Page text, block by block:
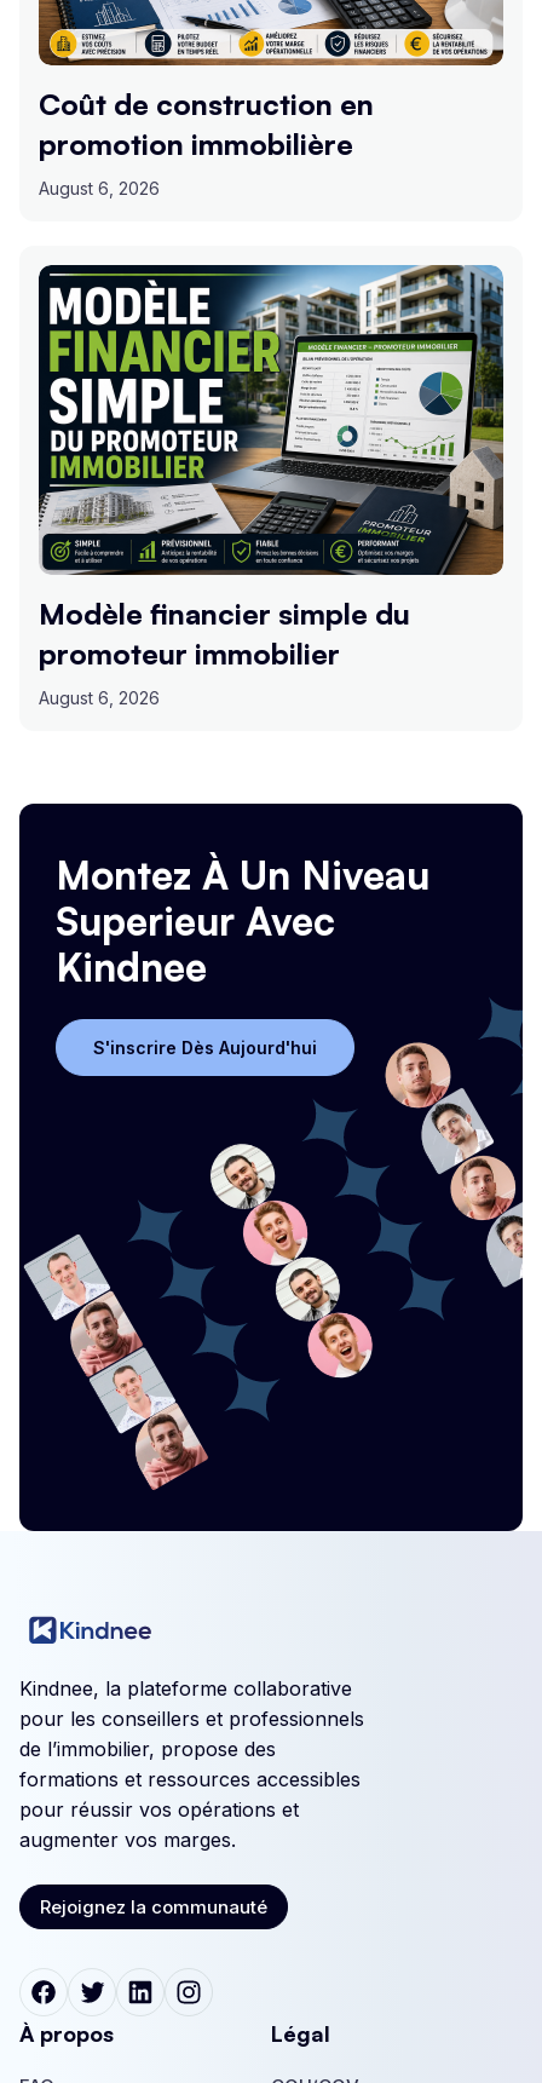
Coût de construction en
promotion immobilière
August 6, 2026
Modèle financier simple du
promoteur immobilier
August 6, 2026
Montez À Un Niveau
Superieur Avec
Kindnee
S'inscrire Dès Aujourd'hui
S'inscrire Dès Aujourd'hui
Kindnee, la plateforme collaborative
pour les conseillers et professionnels
de l’immobilier, propose des
formations et ressources accessibles
pour réussir vos opérations et
augmenter vos marges.
Rejoignez la communauté
Rejoignez la communauté
À propos Légal